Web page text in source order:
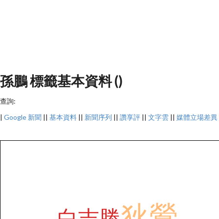
孫鵬 標籤基本資料 ()
查詢:
| Google 新聞 || 基本資料 || 新聞序列 || 讚享評 || 文字雲 || 媒體立場差異